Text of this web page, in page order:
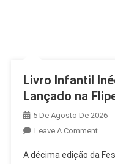
Livro Infantil
Lançado na
5 De Agosto De 2026
Leave A CommentOn
A décima edição da